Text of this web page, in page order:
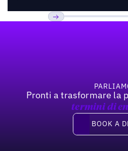
Pronti a trasformare la
termini di
Book a demo
BOOK A